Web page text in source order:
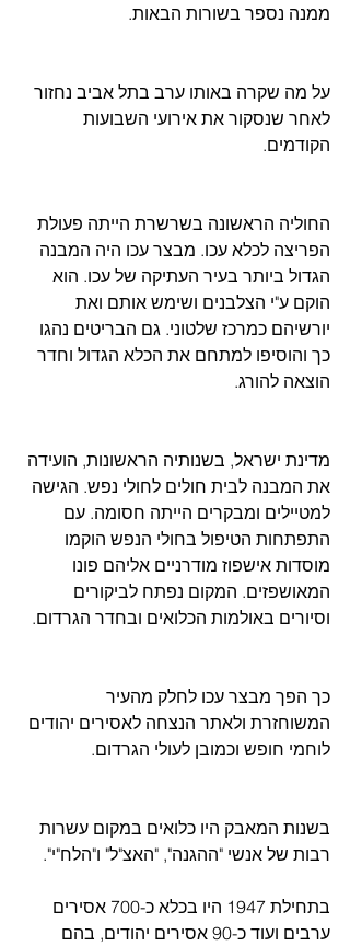
ממנה נספר בשורות הבאות.
על מה שקרה באותו ערב בתל אביב נחזור
לאחר שנסקור את אירועי השבועות
הקודמים.
החוליה הראשונה בשרשרת הייתה פעולת
הפריצה לכלא עכו. מבצר עכו היה המבנה
הגדול ביותר בעיר העתיקה של עכו. הוא
הוקם ע"י הצלבנים ושימש אותם ואת
יורשיהם כמרכז שלטוני. גם הבריטים נהגו
כך והוסיפו למתחם את הכלא הגדול וחדר
הוצאה להורג.
מדינת ישראל, בשנותיה הראשונות, הועידה
את המבנה לבית חולים לחולי נפש. הגישה
למטיילים ומבקרים הייתה חסומה. עם
התפתחות הטיפול בחולי הנפש הוקמו
מוסדות אישפוז מודרניים אליהם פונו
המאושפזים. המקום נפתח לביקורים
וסיורים באולמות הכלואים ובחדר הגרדום.
כך הפך מבצר עכו לחלק מהעיר
המשוחזרת ולאתר הנצחה לאסירים יהודים
לוחמי חופש וכמובן לעולי הגרדום.
בשנות המאבק היו כלואים במקום עשרות
רבות של אנשי "ההגנה", "האצ"ל" ו"הלח"י".
בתחילת 1947 היו בכלא כ-700 אסירים
ערבים ועוד כ-90 אסירים יהודים, בהם